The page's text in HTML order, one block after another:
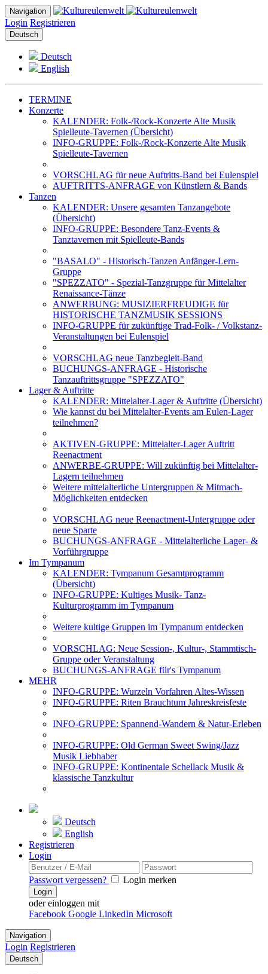
Navigation
Login Registrieren
Deutsch
Deutsch
English
TERMINE
Konzerte
KALENDER: Folk-/Rock-Konzerte Alte Musik
Spielleute-Tavernen (Übersicht)
INFO-GRUPPE: Folk-/Rock-Konzerte Alte Musik
Spielleute-Tavernen
VORSCHLAG für neue Auftritts-Band bei Eulenspiel
AUFTRITTS-ANFRAGE von Künstlern & Bands
Tanzen
KALENDER: Unsere gesamten Tanzangebote
(Übersicht)
INFO-GRUPPE: Besondere Tanz-Events &
Tanztavernen mit Spielleute-Bands
"BASALO" - Historisch-Tanzen Anfänger-Lern-
Gruppe
"SPEZZATO" - Spezial-Tanzgruppe für Mittelalter
Renaissance-Tänze
ANWERBUNG: MUSIZIERFREUDIGE für
HISTORISCHE TANZMUSIK SESSIONS
INFO-GRUPPE für zukünftige Trad-Folk- / Volkstanz-
Veranstaltungen bei Eulenspiel
VORSCHLAG neue Tanzbegleit-Band
BUCHUNGS-ANFRAGE - Historische
Tanzauftrittsgruppe "SPEZZATO"
Lager & Auftritte
KALENDER: Mittelalter-Lager & Auftritte (Übersicht)
Wie kannst du bei Mittelalter-Events am Eulen-Lager
teilnehmen?
AKTIVEN-GRUPPE: Mittelalter-Lager Auftritt
Reenactment
ANWERBE-GRUPPE: Will zukünftig bei Mittelalter-
Lagern teilnehmen
Weitere mittelalterliche Untergruppen & Mitmach-
Möglichkeiten entdecken
VORSCHLAG neue Reenactment-Untergruppe oder
neue Sparte
BUCHUNGS-ANFRAGE - Mittelalterliche Lager- &
Vorführgruppe
Im Tympanum
KALENDER: Tympanum Gesamtprogramm
(Übersicht)
INFO-GRUPPE: Kultiges Musik- Tanz-
Kulturprogramm im Tympanum
Weitere kultige Gruppen im Tympanum entdecken
VORSCHLAG: Neue Session-, Kultur-, Stammtisch-
Gruppe oder Veranstaltung
BUCHUNGS-ANFRAGE für's Tympanum
MEHR
INFO-GRUPPE: Wurzeln Vorfahren Altes-Wissen
INFO-GRUPPE: Riten Brauchtum Jahreskreisfeste
INFO-GRUPPE: Spannend-Wandern & Natur-Erleben
INFO-GRUPPE: Old German Sweet Swing/Jazz
Musik Liebhaber
INFO-GRUPPE: Kontinentale Schellack Musik &
klassische Tanzkultur
Deutsch
English
Registrieren
Login
Passwort vergessen? Login merken
Login
oder einloggen mit
Facebook Google LinkedIn Microsoft
Navigation
Login Registrieren
Deutsch